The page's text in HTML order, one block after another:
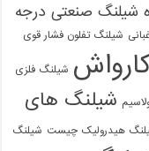
شیلنگ صنعتی درجه
شیلنگ تفلون فشار قوی
شیلنگ فلزی
شیلنگ های
هیدرولیک چیست شیلنگ